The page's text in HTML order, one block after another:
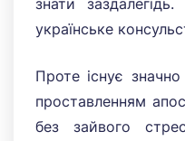
українське
Проте існує
проставленням
без зайвого